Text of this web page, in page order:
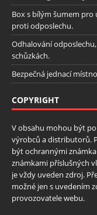
Box s bílým šumem
proti odposlechu.
Odhalování
schůzkách.
Bezpečná jednací
COPYRIGHT
V obsahu mohou být
výrobců a distributorů.
být ochrannými
známkami příslušných
je vždy uveden zdroj.
možné jen s uvedením
provozovatele webu.